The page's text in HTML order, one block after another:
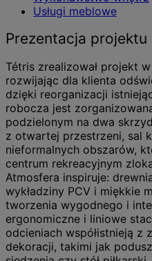
Usługi meblowe
Prezentacja projektu
Tétris zrealizował projekt
rozwijając dla klienta
dzięki reorganizacji
robocza jest
podzielonym na dwa
z otwartej przestrzeni, sal
nieformalnych obszarów,
centrum rekreacyjnym
Atmosfera inspiruje:
wykładziny PCV i miękkie
tworzenia wygodnego i
ergonomiczne i liniowe
odcieniach współistnieją z
dekoracji, takimi jak